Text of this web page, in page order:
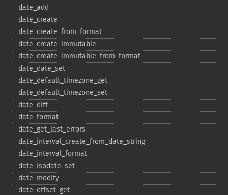
date_​add
date_​create
date_​create_​from_​format
date_​create_​immutable
date_​create_​immutable_​from_​format
date_​date_​set
date_​default_​timezone_​get
date_​default_​timezone_​set
date_​diff
date_​format
date_​get_​last_​errors
date_​interval_​create_​from_​date_​string
date_​interval_​format
date_​isodate_​set
date_​modify
date_​offset_​get